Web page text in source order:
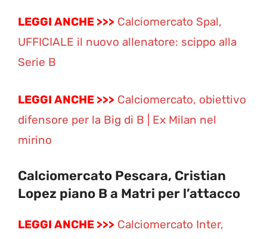
LEGGI ANCHE >>> Calciomercato Spal,
UFFICIALE il nuovo allenatore: scippo alla
Serie B
LEGGI ANCHE >>> Calciomercato, obiettivo
difensore per la Big di B | Ex Milan nel
mirino
Calciomercato Pescara, Cristian
Lopez piano B a Matri per l’attacco
LEGGI ANCHE >>> Calciomercato Inter,